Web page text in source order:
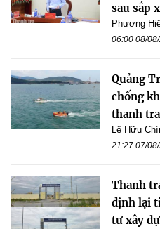
sau sắp
Phương
06:00 08/
Quảng
chống
thanh tra
Lê Hữu
21:27 07/
Thanh
định lại
tư xây